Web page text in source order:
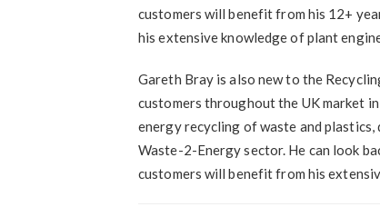
customers will benefit from his 12+
his extensive knowledge of plant
Gareth Bray is also new to the
customers throughout the UK market
energy recycling of waste and
Waste-2-Energy sector. He can look
customers will benefit from his